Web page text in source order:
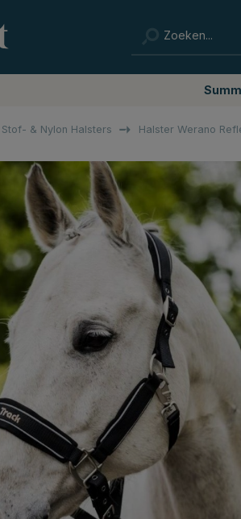
Stof- & Nylon Halsters Halster Werano